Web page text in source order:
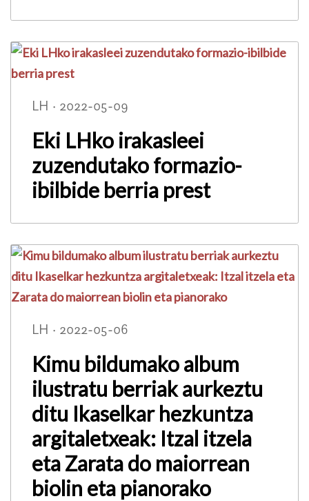
LH · 2022-05-09
Eki LHko irakasleei
zuzendutako formazio-
ibilbide berria prest
LH · 2022-05-06
Kimu bildumako album
ilustratu berriak aurkeztu
ditu Ikaselkar hezkuntza
argitaletxeak: Itzal itzela
eta Zarata do maiorrean
biolin eta pianorako